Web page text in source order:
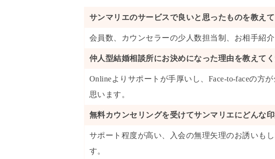
サンマリエのサービスで良いと思ったものを教え
会員数 カウンセラーの少人数担当制 お相手紹介
仲人型結婚相談所にお決めになった理由を教えて
Onlineよりサポートが手厚いし、Face-to-faceの方
思います。
無料カウンセリングを受けてサンマリエにどんな
サポート程度が高い、入会の無理矢理のお誘いも
す。